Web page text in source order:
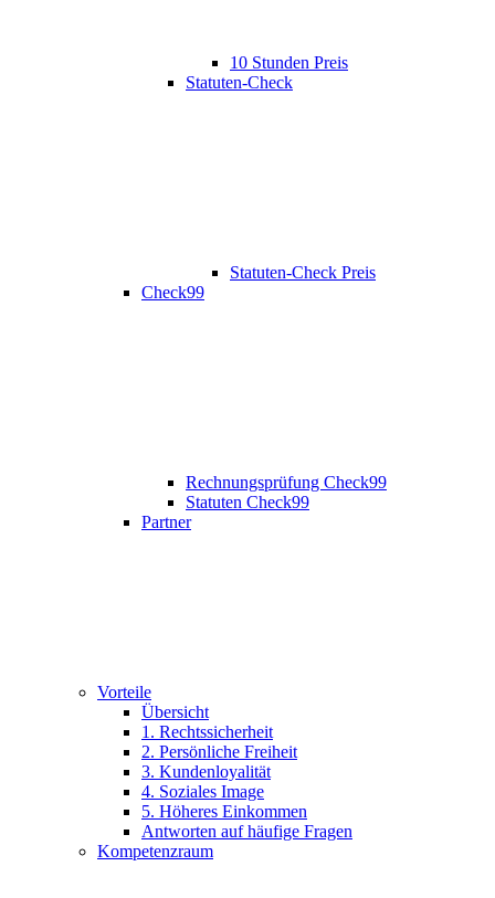
10 Stunden Preis
Statuten-Check
Statuten-Check Preis
Check99
Rechnungsprüfung Check99
Statuten Check99
Partner
Vorteile
Übersicht
1. Rechtssicherheit
2. Persönliche Freiheit
3. Kundenloyalität
4. Soziales Image
5. Höheres Einkommen
Antworten auf häufige Fragen
Kompetenzraum